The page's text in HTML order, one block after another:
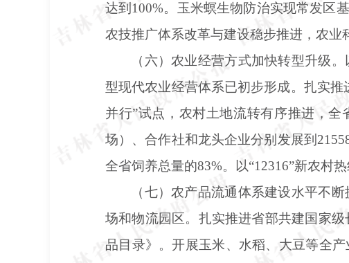
达到100%。玉米螟生物防治实现常发区
农技推广体系改革与建设稳步推进，农业
（六）农业经营方式加快转型升级
型现代农业经营体系已初步形成。扎实
并行”试点，农村土地流转有序推进，
场）、合作社和龙头企业分别发展到
全省饲养总量的83%。以“12316”新农村
（七）农产品流通体系建设水平不
场和物流园区。扎实推进省部共建国家
品目录》。开展玉米、水稻、大豆等全